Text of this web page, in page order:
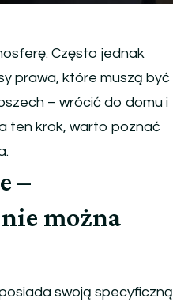
Często jednak
prawa, które muszą być
– wrócić do domu i
ten krok, warto poznać
–
można
swoją specyficzną